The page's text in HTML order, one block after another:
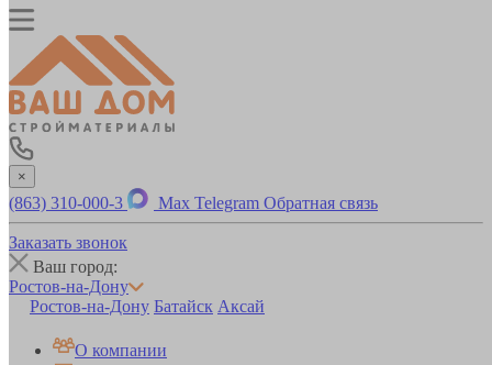
×
(863) 310-000-3 Max Telegram Обратная связь
Заказать звонок
Ваш город:
Ростов-на-Дону
Ростов-на-Дону Батайск Аксай
О компании